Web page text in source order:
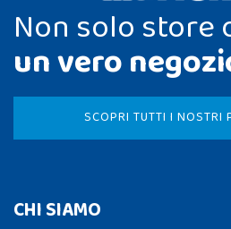
Non solo store
un vero
SCOPRI TUTTI I NOSTRI
CHI SIAMO